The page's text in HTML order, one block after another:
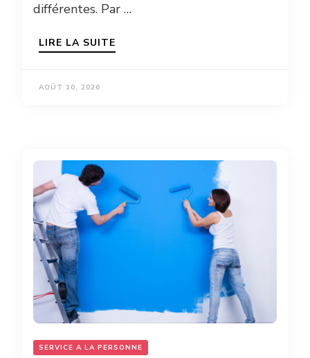
différentes. Par …
LIRE LA SUITE
AOÛT 10, 2026
SERVICE A LA PERSONNE